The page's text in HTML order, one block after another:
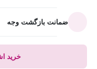
ضمانت بازگشت وجه
خرید